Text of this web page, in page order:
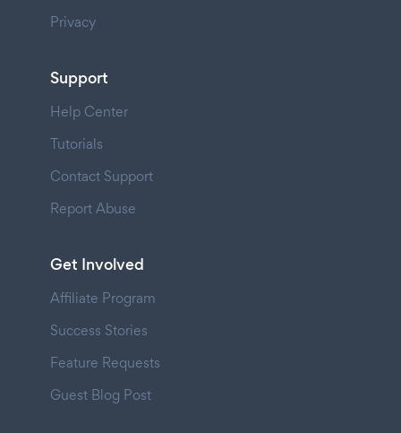
Privacy
Support
Help Center
Tutorials
Contact Support
Report Abuse
Get Involved
Affiliate Program
Success Stories
Feature Requests
Guest Blog Post